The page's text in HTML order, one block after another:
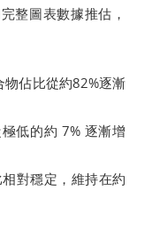
整圖表數據推估，
物佔比從約82%逐漸
低的約 7% 逐漸增
對穩定，維持在約